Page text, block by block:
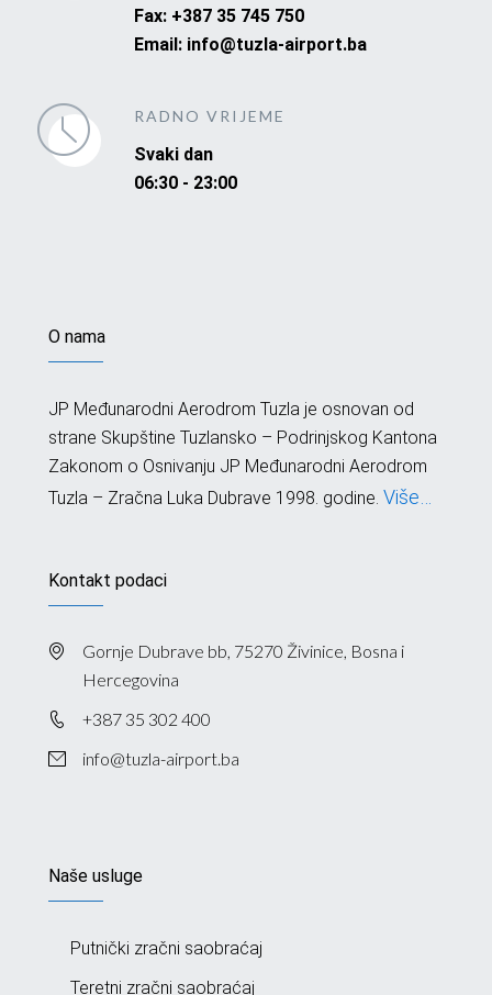
Fax: +387 35 745 750
Email: info@tuzla-airport.ba
RADNO VRIJEME
Svaki dan
06:30 - 23:00
O nama
JP Međunarodni Aerodrom Tuzla je osnovan od
strane Skupštine Tuzlansko – Podrinjskog Kantona
Zakonom o Osnivanju JP Međunarodni Aerodrom
Tuzla – Zračna Luka Dubrave 1998. godine. Više…
Kontakt podaci
Gornje Dubrave bb, 75270 Živinice, Bosna i
Hercegovina
+387 35 302 400
info@tuzla-airport.ba
Naše usluge
Putnički zračni saobraćaj
Teretni zračni saobraćaj